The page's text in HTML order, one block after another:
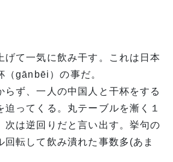
て一気に飲み干す。これは日本
（gānbēi）の事だ。
ず、一人の中国人と干杯をする
迫ってくる。丸テーブルを漸く１
次は逆回りだと言い出す。挙句の
回転して飲み潰れた事数多(あま